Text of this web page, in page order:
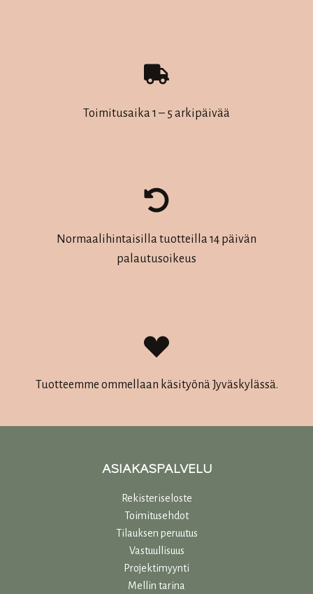
Toimitusaika 1 – 5 arkipäivää
Normaalihintaisilla tuotteilla 14 päivän
palautusoikeus
Tuotteemme ommellaan käsityönä Jyväskylässä.
ASIAKASPALVELU
Rekisteriseloste
Toimitusehdot
Tilauksen peruutus
Vastuullisuus
Projektimyynti
Mellin tarina